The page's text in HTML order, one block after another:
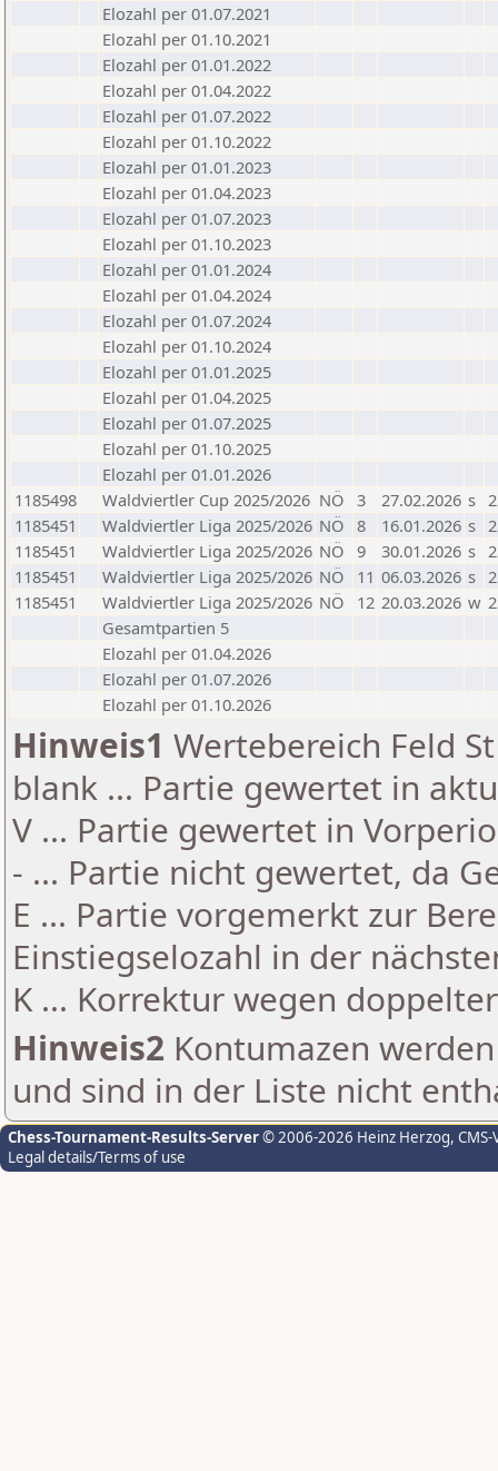
Elozahl per 01.07.2021
Elozahl per 01.10.2021
Elozahl per 01.01.2022
Elozahl per 01.04.2022
Elozahl per 01.07.2022
Elozahl per 01.10.2022
Elozahl per 01.01.2023
Elozahl per 01.04.2023
Elozahl per 01.07.2023
Elozahl per 01.10.2023
Elozahl per 01.01.2024
Elozahl per 01.04.2024
Elozahl per 01.07.2024
Elozahl per 01.10.2024
Elozahl per 01.01.2025
Elozahl per 01.04.2025
Elozahl per 01.07.2025
Elozahl per 01.10.2025
Elozahl per 01.01.2026
1185498
Waldviertler Cup 2025/2026 NÖ 3 27.02.2026 s
1185451
Waldviertler Liga 2025/2026 NÖ 8 16.01.2026 s
1185451
Waldviertler Liga 2025/2026 NÖ 9 30.01.2026 s
1185451
Waldviertler Liga 2025/2026 NÖ 11 06.03.2026 s
1185451
Waldviertler Liga 2025/2026 NÖ 12 20.03.2026 w
Gesamtpartien 5
Elozahl per 01.04.2026
Elozahl per 01.07.2026
Elozahl per 01.10.2026
Hinweis1 Wertebereich Feld
blank ... Partie gewertet in
V ... Partie gewertet in
- ... Partie nicht gewertet, da
E ... Partie vorgemerkt zur
Einstiegselozahl in der
K ... Korrektur wegen
Hinweis2 Kontumazen
und sind in der Liste nicht
Chess-Tournament-Results-Server© 2006-2026 Heinz Herzog,
Legal details/Terms of use